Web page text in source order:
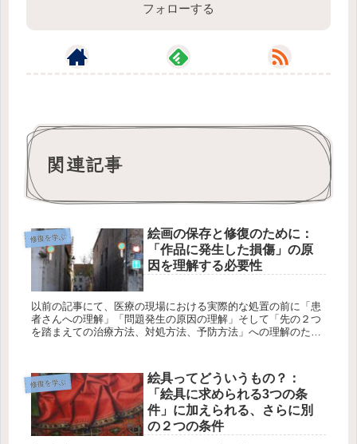
フォローする
関連記事
修復を学ぶ
絵画の保存と修復のために：
「作品に発生した損傷」の原
因を理解する必要性
以前の記事にて、医療の現場における実際的な処置の前に「患
者さんへの理解」「問題発生の原因の理解」そして「先の２つ
を踏まえての治療方法、対処方法、予防方法」への理解のため
修復を学ぶ
絵具ってどういうもの？：
「絵具に求められる3つの条
件」に加えられる、さらに別
の２つの条件